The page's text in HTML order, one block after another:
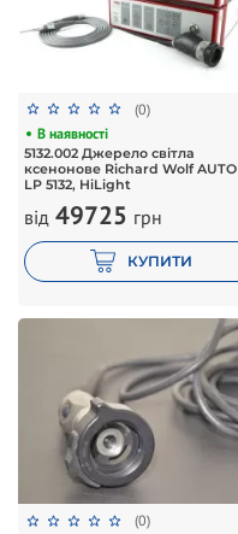
(0)
В наявності
5132.002 Джерело світла
ксенонове Richard Wolf AUTO
LP 5132, HiLight
від 49725 грн
КУПИТИ
(0)